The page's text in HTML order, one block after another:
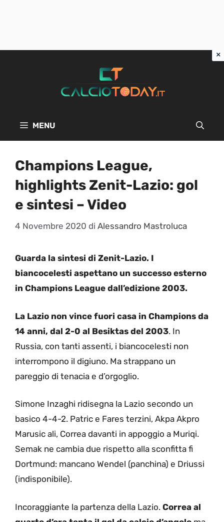
MENU
Champions League,
highlights Zenit-Lazio: gol
e sintesi – Video
4 Novembre 2020 di Alessandro Mastroluca
Guarda la sintesi di Zenit-Lazio. I
biancocelesti aspettano un successo esterno
in Champions League dall’edizione 2003.
La Lazio non vince fuori casa in Champions da
14 anni, dal 2-0 al Besiktas del 2003. In
Russia, con tanti assenti, i biancocelesti non
interrompono il digiuno. Ma strappano un
pareggio di tenacia e d’orgoglio.
Simone Inzaghi ridisegna la Lazio secondo un
basico 4-4-2. Patric e Fares terzini, Akpa Akpro
Marusic ali, Correa davanti in appoggio a Muriqi.
Semak ne cambia due rispetto alla sconfitta fi
Dortmund: mancano Wendel (panchina) e Driussi
(indisponibile).
Incoraggiante la partenza della Lazio. Correa al